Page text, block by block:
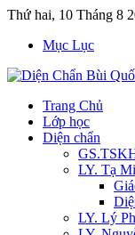
Thứ hai, 10 Tháng 8
Mục Lục
Trang Chủ
Lớp học
Diện chẩn
LY. Tạ
LY. Lý